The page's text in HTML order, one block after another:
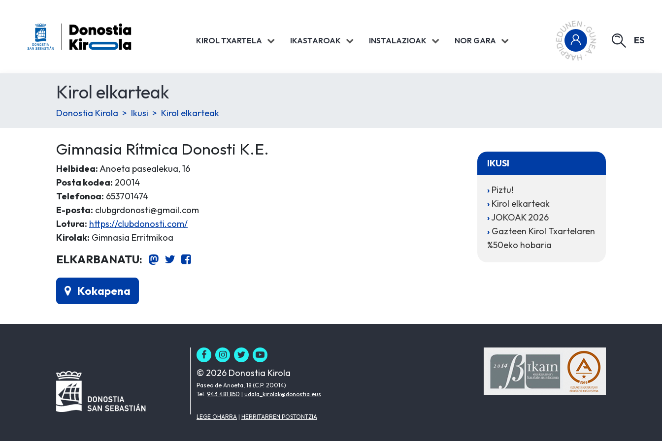
KIROL TXARTELA IKASTAROAK INSTALAZIOAK NOR GARA ES
Kirol elkarteak
Donostia Kirola Ikusi Kirol elkarteak
Gimnasia Rítmica Donosti K.E.
Helbidea:Anoeta pasealekua, 16
Posta kodea: 20014
Telefonoa: 653701474
E-posta: clubgrdonosti@gmail.com
Lotura: https://clubdonosti.com/
Kirolak: Gimnasia Erritmikoa
ELKARBANATU:
Kokapena
IKUSI
Piztu!
Kirol elkarteak
JOKOAK 2026
Gazteen Kirol Txartelaren
%50eko hobaria
© 2026 Donostia Kirola
Paseo de Anoeta, 18 (C.P. 20014)
Tel: 943 481 850 | udala_kirolak@donostia.eus
LEGE OHARRA | HERRITARREN POSTONTZIA